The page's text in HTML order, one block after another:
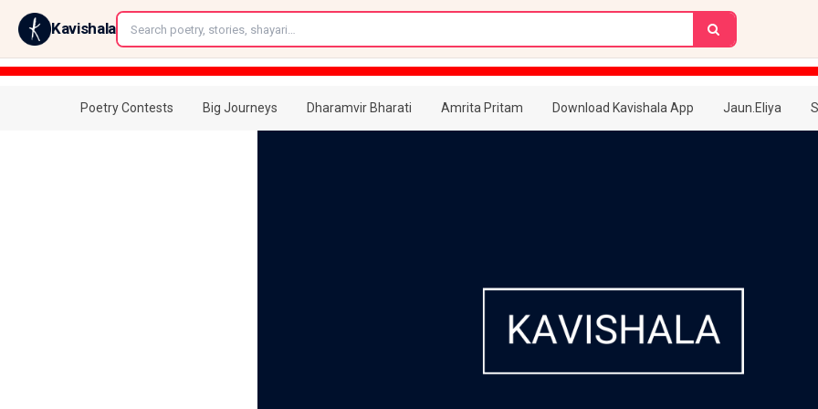
Kavishala
Poetry Contests Big Journeys Dharamvir Bharati Amrita Pritam Download Kavishala App Jaun.Eliya